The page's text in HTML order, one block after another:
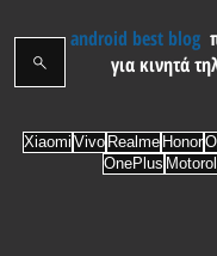
android best blog
για κινητά
Xiaomi Vivo Realme Honor
OnePlus